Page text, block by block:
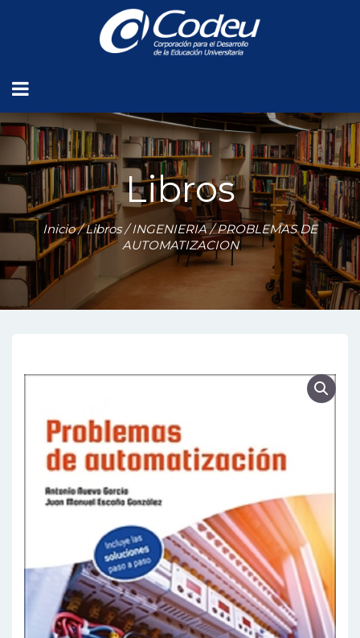
Libros
Inicio/Libros/INGENIERIA/ PROBLEMAS DE
AUTOMATIZACION